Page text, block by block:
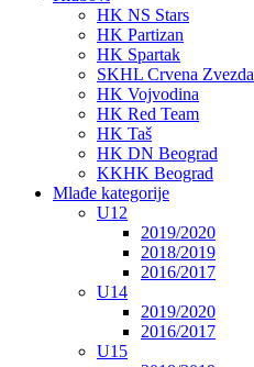
HK NS Stars
HK Partizan
HK Spartak
SKHL Crvena Zvezda
HK Vojvodina
HK Red Team
HK Taš
HK DN Beograd
KKHK Beograd
Mlađe kategorije
U12
2019/2020
2018/2019
2016/2017
U14
2019/2020
2016/2017
U15